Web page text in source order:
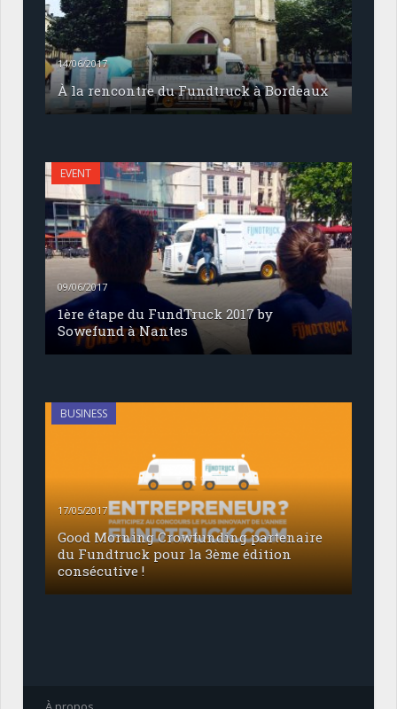
14/06/2017
À la rencontre du Fundtruck à Bordeaux
EVENT
09/06/2017
1ère étape du FundTruck 2017 by
Sowefund à Nantes
BUSINESS
17/05/2017
Good Morning Crowfunding partenaire
du Fundtruck pour la 3ème édition
consécutive !